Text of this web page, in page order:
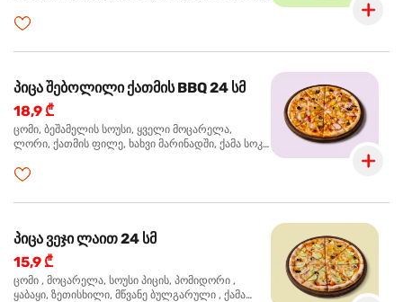
პიცა შებოლილი ქათმის BBQ 24 სმ
18,9 ₾
ცომი, ბეშამელის სოუსი, ყველი მოცარელა,
ლორი, ქათმის ფილე, ხახვი მარინადში, ქამა სოკო
პიცა ვეჯი ლაით 24 სმ
15,9 ₾
ცომი , მოცარელა, სოუსი პიცის, პომიდორი ,
ყაბაყი, ზეთისხილი, მწვანე ბულგარული , ქამა